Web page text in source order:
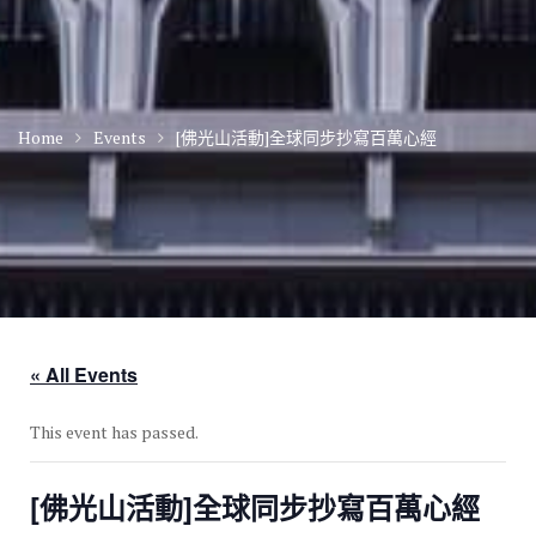
Home Events [佛光山活動]全球同步抄寫百萬心經
« All Events
This event has passed.
[佛光山活動]全球同步抄寫百萬心經